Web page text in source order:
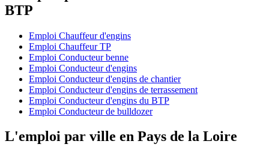
BTP
Emploi Chauffeur d'engins
Emploi Chauffeur TP
Emploi Conducteur benne
Emploi Conducteur d'engins
Emploi Conducteur d'engins de chantier
Emploi Conducteur d'engins de terrassement
Emploi Conducteur d'engins du BTP
Emploi Conducteur de bulldozer
L'emploi par ville en Pays de la Loire